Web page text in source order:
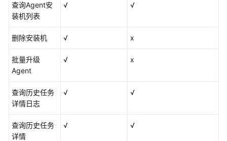
览
表
监
告
警
监
控
查询Agent安
装机列表
√ √
删除安装机 √ x
批量升级
Agent
√ x
查询历史任务
详情日志
√ √
查询历史任务
详情
√ √